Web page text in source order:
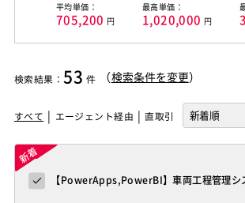
平均単価：
705,200 円
最高単価：
1,020,000 円
検索結果 ：53 件 （検索条件を変更）
すべて エージェント経由 直取引
【PowerApps,PowerBI】車両工程管理シ